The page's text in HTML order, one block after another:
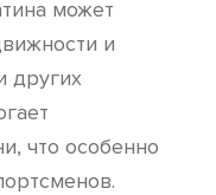
может
и
других
что особенно